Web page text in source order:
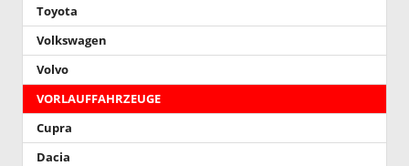
Toyota
Volkswagen
Volvo
VORLAUFFAHRZEUGE
Cupra
Dacia